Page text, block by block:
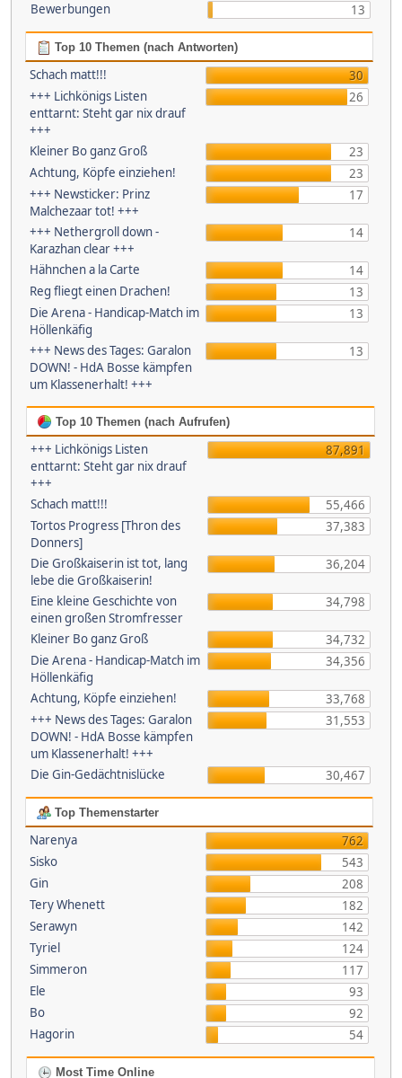
Bewerbungen
13
Top 10 Themen (nach Antworten)
Schach matt!!!
30
+++ Lichkönigs Listen
enttarnt: Steht gar nix drauf
+++
26
Kleiner Bo ganz Groß
23
Achtung, Köpfe einziehen!
23
+++ Newsticker: Prinz
Malchezaar tot! +++
17
+++ Nethergroll down -
Karazhan clear +++
14
Hähnchen a la Carte
14
Reg fliegt einen Drachen!
13
Die Arena - Handicap-Match im
Höllenkäfig
13
+++ News des Tages: Garalon
DOWN! - HdA Bosse kämpfen
um Klassenerhalt! +++
13
Top 10 Themen (nach Aufrufen)
+++ Lichkönigs Listen
enttarnt: Steht gar nix drauf
+++
87,891
Schach matt!!!
55,466
Tortos Progress [Thron des
Donners]
37,383
Die Großkaiserin ist tot, lang
lebe die Großkaiserin!
36,204
Eine kleine Geschichte von
einen großen Stromfresser
34,798
Kleiner Bo ganz Groß
34,732
Die Arena - Handicap-Match im
Höllenkäfig
34,356
Achtung, Köpfe einziehen!
33,768
+++ News des Tages: Garalon
DOWN! - HdA Bosse kämpfen
um Klassenerhalt! +++
31,553
Die Gin-Gedächtnislücke 30,467
Top Themenstarter
Narenya
762
Sisko
543
Gin
208
Tery Whenett
182
Serawyn
142
Tyriel
124
Simmeron
117
Ele
93
Bo
92
Hagorin
54
Most Time Online